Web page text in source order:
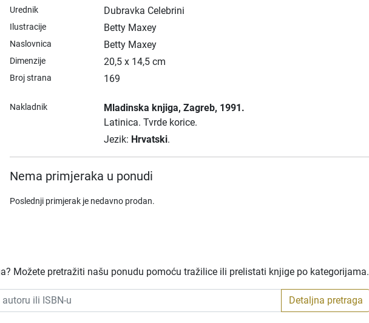
Urednik Dubravka Celebrini
Ilustracije Betty Maxey
Naslovnica Betty Maxey
Dimenzije 20,5 x 14,5 cm
Broj strana 169
Nakladnik Mladinska knjiga, Zagreb, 1991.
Latinica. Tvrde korice.
Jezik: Hrvatski.
Nema primjeraka u ponudi
Poslednji primjerak je nedavno prodan.
Možete pretražiti našu ponudu pomoću tražilice ili prelistati knjige po kategorijama.
Detaljna pretraga